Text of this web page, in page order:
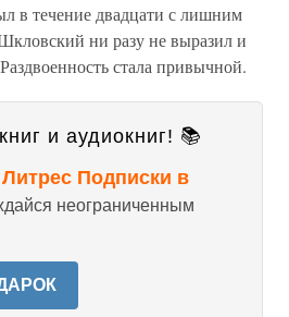
в течение двадцати с лишним
ни разу не выразил и
стала привычной.
и аудиокниг! 📚
Подписки в
неограниченным